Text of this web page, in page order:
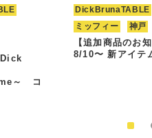
～ コ
DickBrunaTABLE
ミッフィー
神戸
【追加商品のお
8/10〜 新アイテ